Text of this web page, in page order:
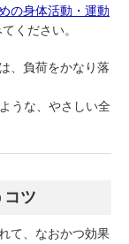
の身体活動・運動
ください。
、負荷をかなり落
うな、やさしい全
ツ
て、なおかつ効果